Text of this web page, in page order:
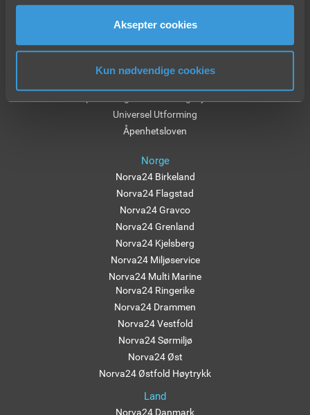
Aksepter cookies
Kun nødvendige cookies
Min tank
Norva24 søker nye selskaper
Personvernerklæring
Universel Utforming
Åpenhetsloven
Norge
Norva24 Birkeland
Norva24 Flagstad
Norva24 Gravco
Norva24 Grenland
Norva24 Kjelsberg
Norva24 Miljøservice
Norva24 Multi Marine
Norva24 Ringerike
Norva24 Drammen
Norva24 Vestfold
Norva24 Sørmiljø
Norva24 Øst
Norva24 Østfold Høytrykk
Land
Norva24 Danmark